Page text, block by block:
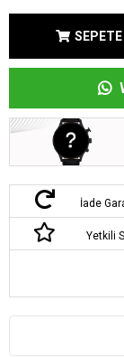
SEPETE
İade
Yetkili